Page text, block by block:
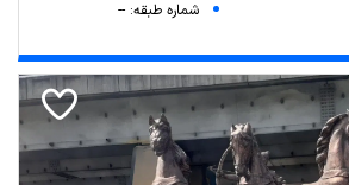
شماره طبقه: --